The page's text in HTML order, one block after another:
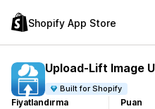
Shopify App Store
Upload‑Lift Image
Built for Shopify
Fiyatlandırma
Puan